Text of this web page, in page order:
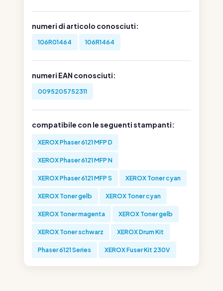
numeri di articolo conosciuti:
106R01464 106R1464
numeri EAN conosciuti:
0095205752311
compatibile con le seguenti stampanti:
XEROX Phaser 6121 MFP D
XEROX Phaser 6121 MFP N
XEROX Phaser 6121 MFP S XEROX Toner cyan
XEROX Toner gelb XEROX Toner cyan
XEROX Toner magenta XEROX Toner gelb
XEROX Toner schwarz XEROX Drum Kit
Phaser 6121 Series XEROX Fuser Kit 230V